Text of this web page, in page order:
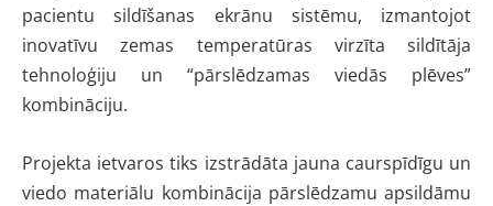
pacientu sildīšanas ekrānu sistēmu, izmantojot
inovatīvu zemas temperatūras virzīta sildītāja
tehnoloģiju un “pārslēdzamas viedās plēves”
kombināciju.
Projekta ietvaros tiks izstrādāta jauna caurspīdīgu un
viedo materiālu kombinācija pārslēdzamu apsildāmu